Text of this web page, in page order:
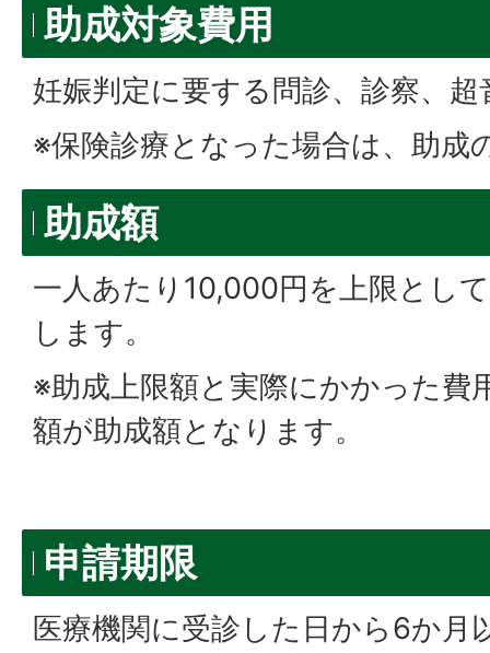
助成対象費用
妊娠判定に要する問診、診察、
※保険診療となった場合は、助成
助成額
一人あたり10,000円を上限とし
します。
※助成上限額と実際にかかった費
額が助成額となります。
申請期限
医療機関に受診した日から6か月